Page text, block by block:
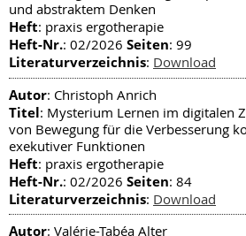
und abstraktem Denken
Heft: praxis ergotherapie
Heft-Nr.: 02/2026 Seiten: 99
Literaturverzeichnis: Download
Autor: Christoph Anrich
Titel: Mysterium Lernen im digitalen
von Bewegung für die Verbesserung
exekutiver Funktionen
Heft: praxis ergotherapie
Heft-Nr.: 02/2026 Seiten: 84
Literaturverzeichnis: Download
Autor: Valérie-Tabéa Alter